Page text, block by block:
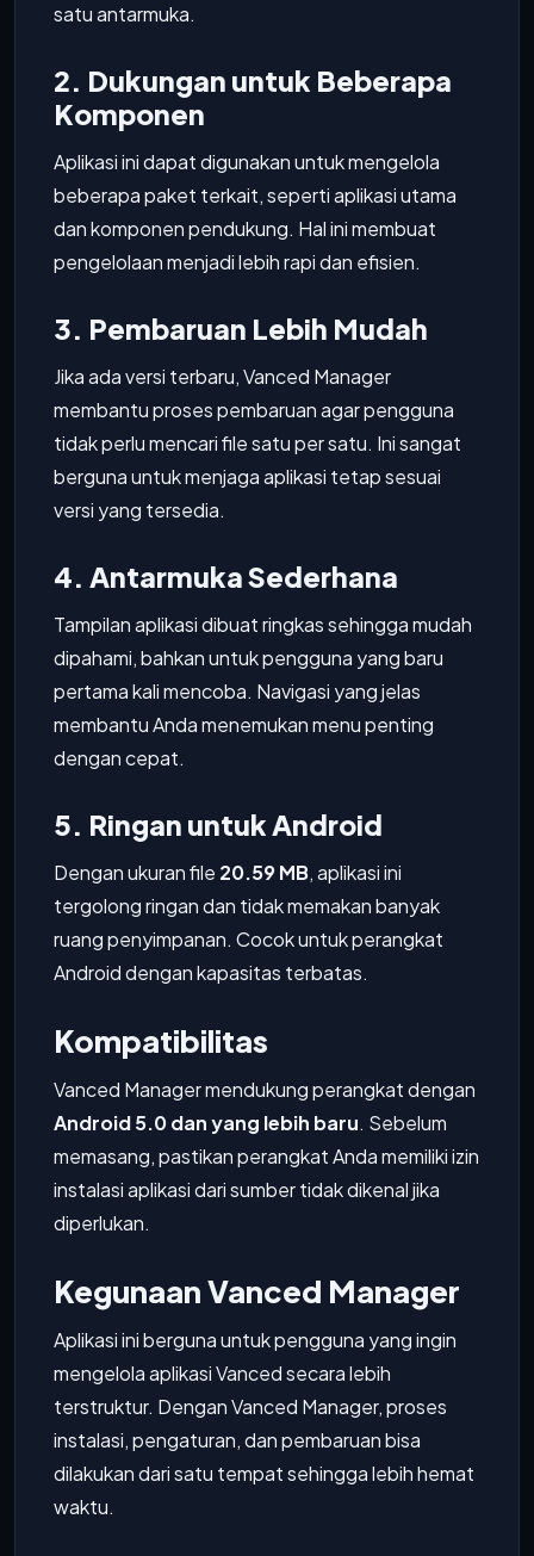
satu antarmuka.
2. Dukungan untuk Beberapa
Komponen
Aplikasi ini dapat digunakan untuk mengelola
beberapa paket terkait, seperti aplikasi utama
dan komponen pendukung. Hal ini membuat
pengelolaan menjadi lebih rapi dan efisien.
3. Pembaruan Lebih Mudah
Jika ada versi terbaru, Vanced Manager
membantu proses pembaruan agar pengguna
tidak perlu mencari file satu per satu. Ini sangat
berguna untuk menjaga aplikasi tetap sesuai
versi yang tersedia.
4. Antarmuka Sederhana
Tampilan aplikasi dibuat ringkas sehingga mudah
dipahami, bahkan untuk pengguna yang baru
pertama kali mencoba. Navigasi yang jelas
membantu Anda menemukan menu penting
dengan cepat.
5. Ringan untuk Android
Dengan ukuran file 20.59 MB, aplikasi ini
tergolong ringan dan tidak memakan banyak
ruang penyimpanan. Cocok untuk perangkat
Android dengan kapasitas terbatas.
Kompatibilitas
Vanced Manager mendukung perangkat dengan
Android 5.0 dan yang lebih baru. Sebelum
memasang, pastikan perangkat Anda memiliki izin
instalasi aplikasi dari sumber tidak dikenal jika
diperlukan.
Kegunaan Vanced Manager
Aplikasi ini berguna untuk pengguna yang ingin
mengelola aplikasi Vanced secara lebih
terstruktur. Dengan Vanced Manager, proses
instalasi, pengaturan, dan pembaruan bisa
dilakukan dari satu tempat sehingga lebih hemat
waktu.